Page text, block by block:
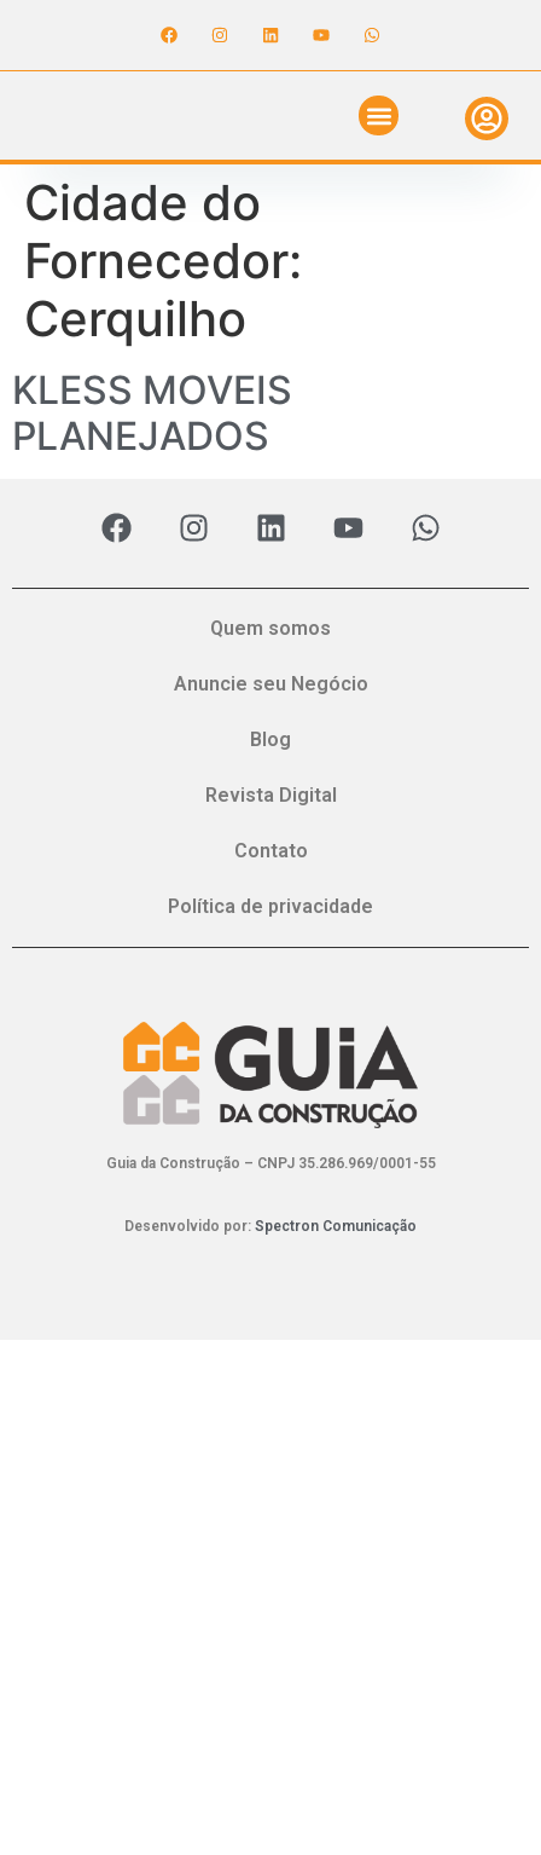
Cidade do
Fornecedor:
Cerquilho
KLESS MOVEIS
PLANEJADOS
Quem somos
Anuncie seu Negócio
Blog
Revista Digital
Contato
Política de privacidade
Guia da Construção – CNPJ 35.286.969/0001-55
Desenvolvido por: Spectron Comunicação